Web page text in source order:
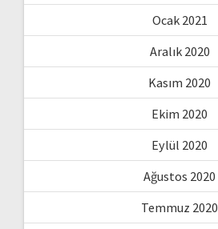
Ocak 2021
Aralık 2020
Kasım 2020
Ekim 2020
Eylül 2020
Ağustos 2020
Temmuz 2020